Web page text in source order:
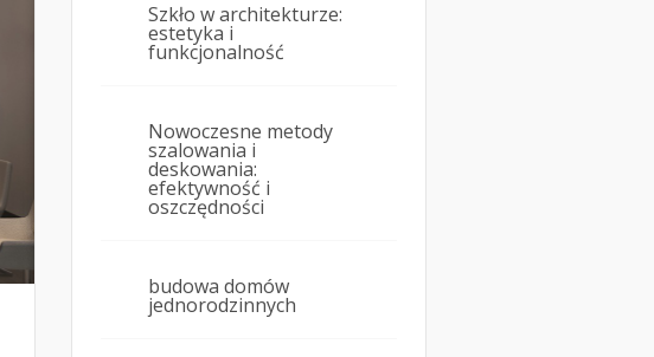
Szkło w architekturze:
estetyka i
funkcjonalność
Nowoczesne metody
szalowania i
deskowania:
efektywność i
oszczędności
budowa domów
jednorodzinnych